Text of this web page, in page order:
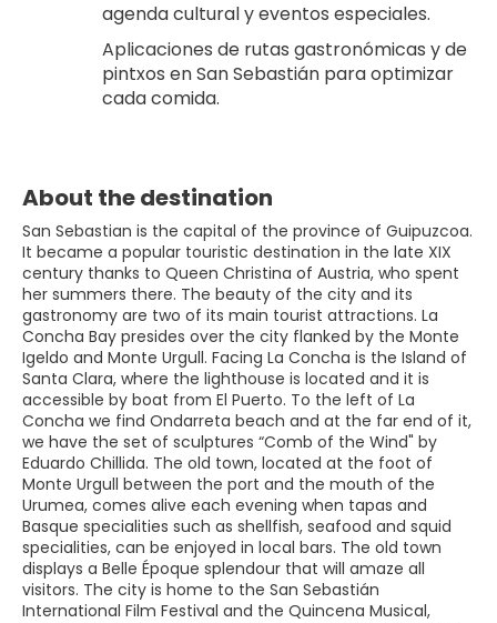
agenda cultural y eventos especiales.
Aplicaciones de rutas gastronómicas y de
pintxos en San Sebastián para optimizar
cada comida.
About the destination
San Sebastian is the capital of the province of Guipuzcoa.
It became a popular touristic destination in the late XIX
century thanks to Queen Christina of Austria, who spent
her summers there. The beauty of the city and its
gastronomy are two of its main tourist attractions. La
Concha Bay presides over the city flanked by the Monte
Igeldo and Monte Urgull. Facing La Concha is the Island of
Santa Clara, where the lighthouse is located and it is
accessible by boat from El Puerto. To the left of La
Concha we find Ondarreta beach and at the far end of it,
we have the set of sculptures “Comb of the Wind" by
Eduardo Chillida. The old town, located at the foot of
Monte Urgull between the port and the mouth of the
Urumea, comes alive each evening when tapas and
Basque specialities such as shellfish, seafood and squid
specialities, can be enjoyed in local bars. The old town
displays a Belle Époque splendour that will amaze all
visitors. The city is home to the San Sebastián
International Film Festival and the Quincena Musical,